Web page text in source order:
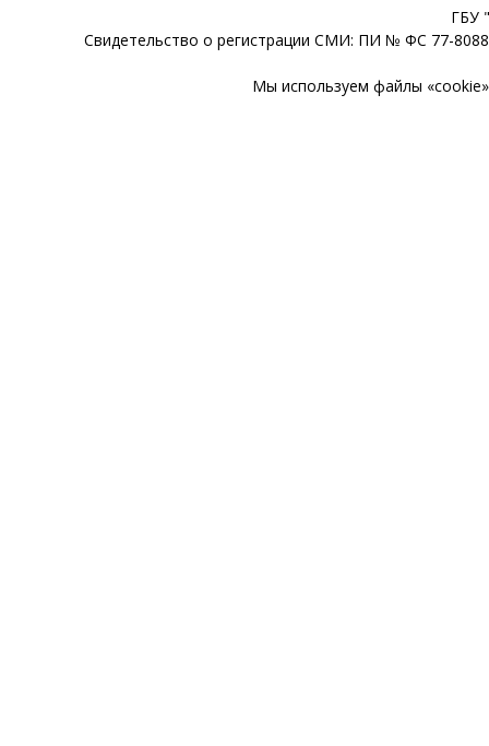
ГБУ
Свидетельство о регистрации СМИ: ПИ № ФС 77-
Мы используем файлы «cookie»